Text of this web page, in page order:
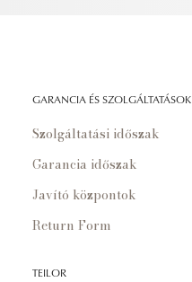
GARANCIA ÉS SZOLGÁLTATÁSOK
Szolgáltatási időszak
Garancia időszak
Javító központok
Return Form
TEILOR